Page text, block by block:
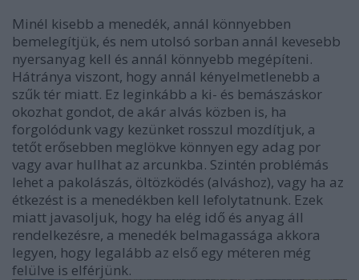
Minél kisebb a menedék, annál könnyebben
bemelegítjük, és nem utolsó sorban annál kevesebb
nyersanyag kell és annál könnyebb megépíteni.
Hátránya viszont, hogy annál kényelmetlenebb a
szűk tér miatt. Ez leginkább a ki- és bemászáskor
okozhat gondot, de akár alvás közben is, ha
forgolódunk vagy kezünket rosszul mozdítjuk, a
tetőt erősebben meglökve könnyen egy adag por
vagy avar hullhat az arcunkba. Szintén problémás
lehet a pakolászás, öltözködés (alváshoz), vagy ha az
étkezést is a menedékben kell lefolytatnunk. Ezek
miatt javasoljuk, hogy ha elég idő és anyag áll
rendelkezésre, a menedék belmagassága akkora
legyen, hogy legalább az első egy méteren még
felülve is elférjünk.